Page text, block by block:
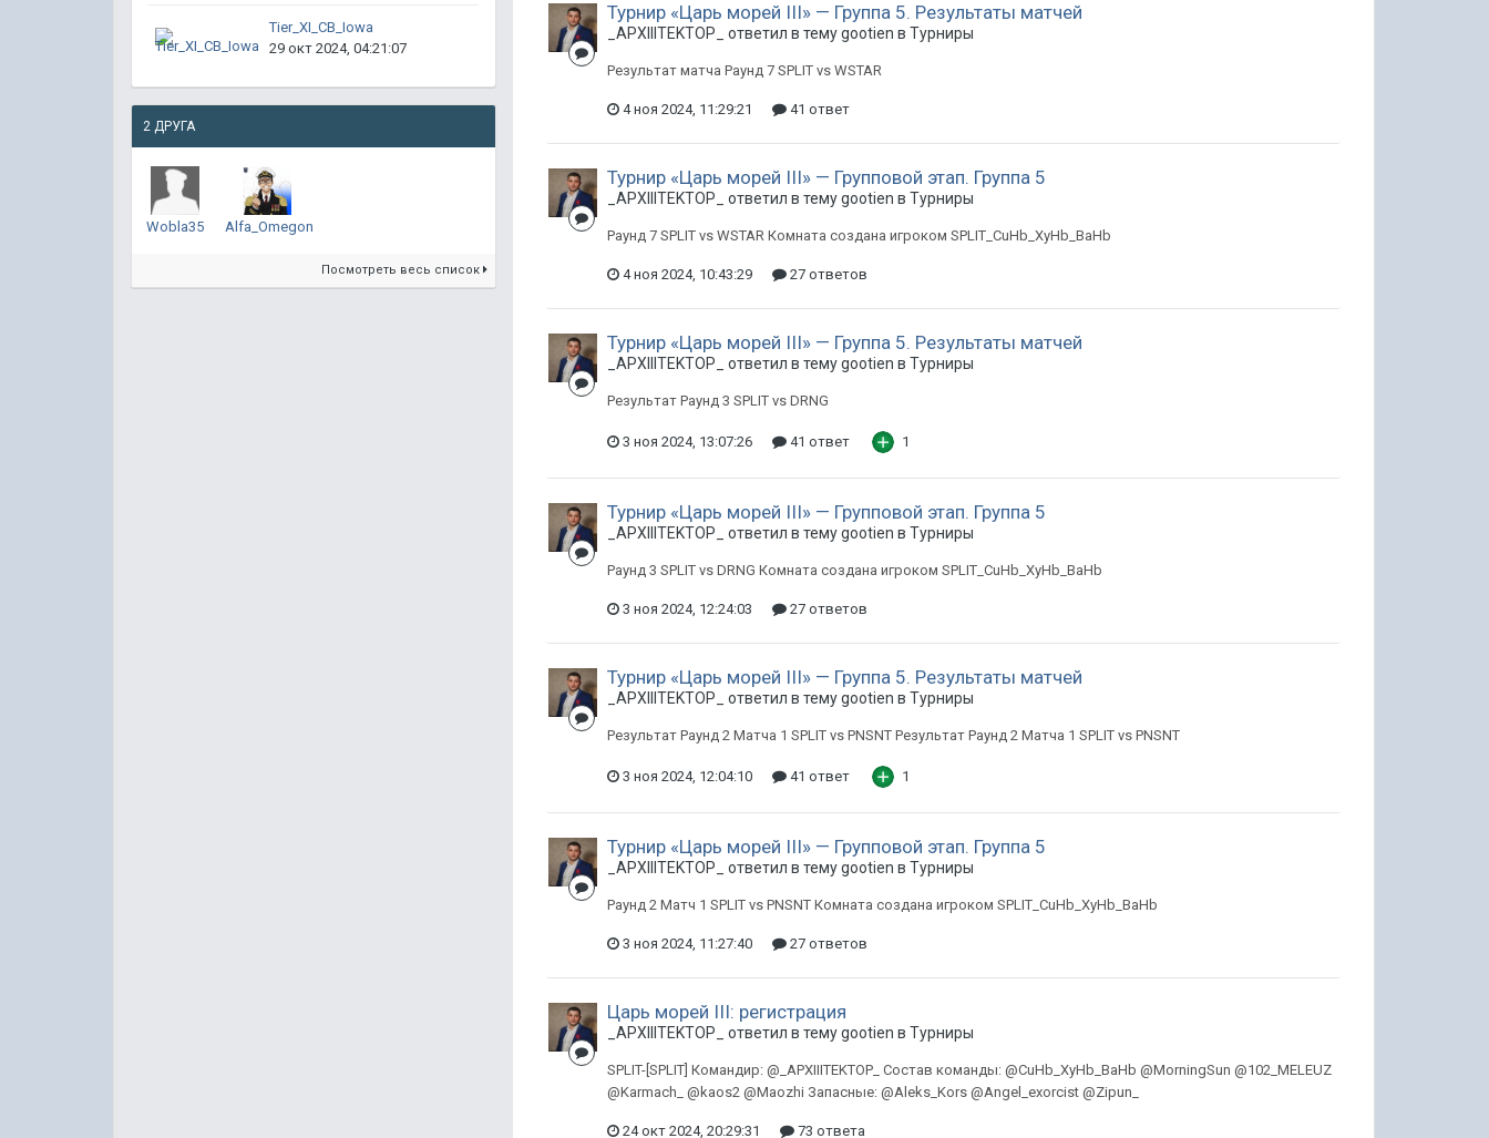
Tier_XI_CB_Iowa
29 окт 2024, 04:21:07
2 ДРУГА
Wobla35 Alfa_Omegon
Посмотреть весь список
Турнир «Царь морей III» — Группа 5. Результаты матчей
_APXIIITEKTOP_ ответил в тему gootien вТурниры
Результат матча Раунд 7 SPLIT vs WSTAR
4 ноя 2024, 11:29:21 41 ответ
Турнир «Царь морей III» — Групповой этап. Группа 5
_APXIIITEKTOP_ ответил в тему gootien вТурниры
Раунд 7 SPLIT vs WSTAR Комната создана игроком SPLIT_CuHb_XyHb_BaHb
4 ноя 2024, 10:43:29 27 ответов
Турнир «Царь морей III» — Группа 5. Результаты матчей
_APXIIITEKTOP_ ответил в тему gootien вТурниры
Результат Раунд 3 SPLIT vs DRNG
3 ноя 2024, 13:07:26 41 ответ 1
Турнир «Царь морей III» — Групповой этап. Группа 5
_APXIIITEKTOP_ ответил в тему gootien вТурниры
Раунд 3 SPLIT vs DRNG Комната создана игроком SPLIT_CuHb_XyHb_BaHb
3 ноя 2024, 12:24:03 27 ответов
Турнир «Царь морей III» — Группа 5. Результаты матчей
_APXIIITEKTOP_ ответил в тему gootien вТурниры
Результат Раунд 2 Матча 1 SPLIT vs PNSNT Результат Раунд 2 Матча 1 SPLIT vs PNSNT
3 ноя 2024, 12:04:10 41 ответ 1
Турнир «Царь морей III» — Групповой этап. Группа 5
_APXIIITEKTOP_ ответил в тему gootien вТурниры
Раунд 2 Матч 1 SPLIT vs PNSNT Комната создана игроком SPLIT_CuHb_XyHb_BaHb
3 ноя 2024, 11:27:40 27 ответов
Царь морей III: регистрация
_APXIIITEKTOP_ ответил в тему gootien вТурниры
SPLIT-[SPLIT] Командир: @_APXIIITEKTOP_ Состав команды: @CuHb_XyHb_BaHb @MorningSun @102_MELEUZ
@Karmach_ @kaos2 @Maozhi Запасные: @Aleks_Kors @Angel_exorcist @Zipun_
24 окт 2024, 20:29:31 73 ответа